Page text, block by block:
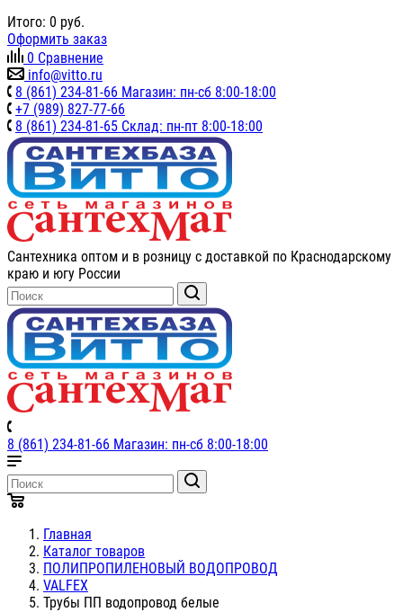
Итого: 0 руб.
Оформить заказ
0 Сравнение
info@vitto.ru
8 (861) 234-81-66 Магазин: пн-сб 8:00-18:00
+7 (989) 827-77-66
8 (861) 234-81-65 Склад: пн-пт 8:00-18:00
Сантехника оптом и в розницу с доставкой по Краснодарскому
краю и югу России
8 (861) 234-81-66 Магазин: пн-сб 8:00-18:00
Главная
Каталог товаров
ПОЛИПРОПИЛЕНОВЫЙ ВОДОПРОВОД
VALFEX
Трубы ПП водопровод белые